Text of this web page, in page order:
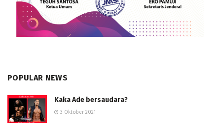
POPULAR NEWS
Kaka Ade bersaudara?
3 Oktober 2021